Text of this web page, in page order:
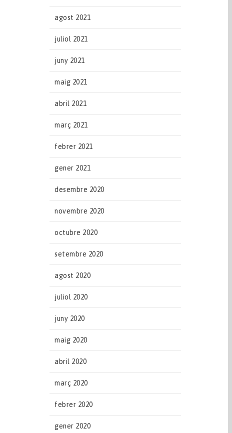
agost 2021
juliol 2021
juny 2021
maig 2021
abril 2021
març 2021
febrer 2021
gener 2021
desembre 2020
novembre 2020
octubre 2020
setembre 2020
agost 2020
juliol 2020
juny 2020
maig 2020
abril 2020
març 2020
febrer 2020
gener 2020